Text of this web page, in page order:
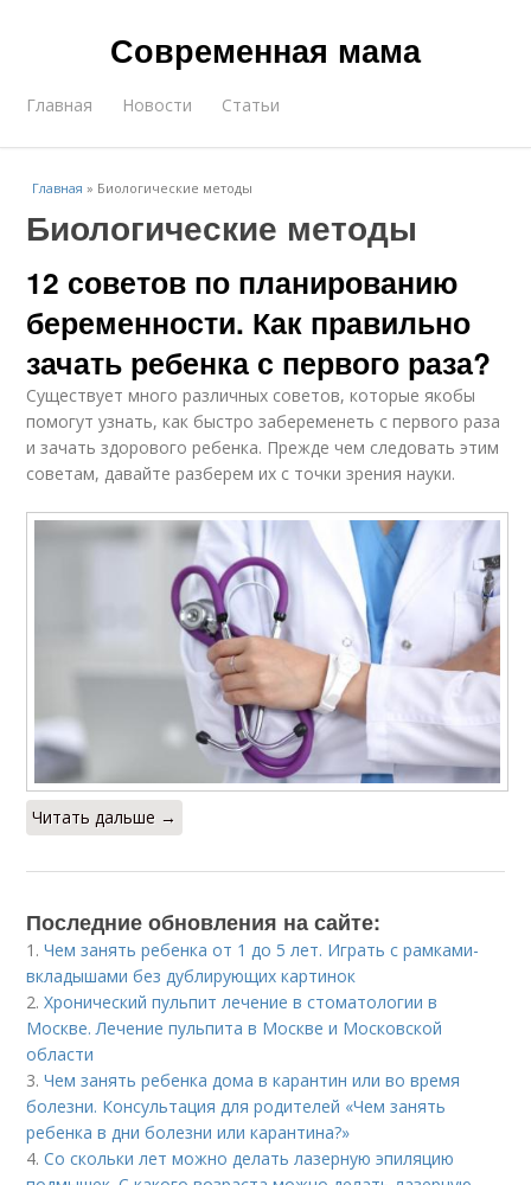
Современная мама
Главная Новости Статьи
Главная » Биологические методы
Биологические методы
12 советов по планированию
беременности. Как правильно
зачать ребенка с первого раза?
Существует много различных советов, которые якобы
помогут узнать, как быстро забеременеть с первого раза
и зачать здорового ребенка. Прежде чем следовать этим
советам, давайте разберем их с точки зрения науки.
Читать дальше →
Последние обновления на сайте:
1.Чем занять ребенка от 1 до 5 лет. Играть с рамками-
вкладышами без дублирующих картинок
2.Хронический пульпит лечение в стоматологии в
Москве. Лечение пульпита в Москве и Московской
области
3.Чем занять ребенка дома в карантин или во время
болезни. Консультация для родителей «Чем занять
ребенка в дни болезни или карантина?»
4.Со скольки лет можно делать лазерную эпиляцию